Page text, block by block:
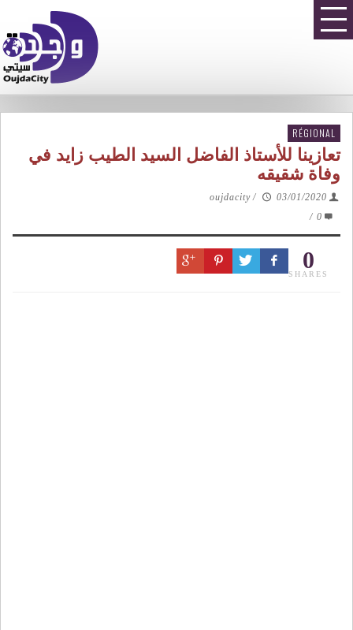
RÉGIONAL
تعازينا للأستاذ الفاضل السيد الطيب زايد في
وفاة شقيقه
oujdacity /
03/01/2020
0
/
0
SHARES